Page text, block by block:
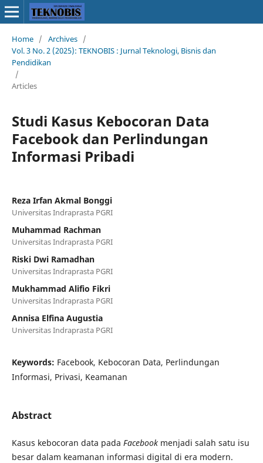
Home / Archives /
Vol. 3 No. 2 (2025): TEKNOBIS : Jurnal Teknologi, Bisnis dan
Pendidikan
/
Articles
Studi Kasus Kebocoran Data
Facebook dan Perlindungan
Informasi Pribadi
Reza Irfan Akmal Bonggi
Universitas Indraprasta PGRI
Muhammad Rachman
Universitas Indraprasta PGRI
Riski Dwi Ramadhan
Universitas Indraprasta PGRI
Mukhammad Alifio Fikri
Universitas Indraprasta PGRI
Annisa Elfina Augustia
Universitas Indraprasta PGRI
Keywords: Facebook, Kebocoran Data, Perlindungan
Informasi, Privasi, Keamanan
Abstract
Kasus kebocoran data pada Facebookmenjadi salah satu isu
besar dalam keamanan informasi digital di era modern.